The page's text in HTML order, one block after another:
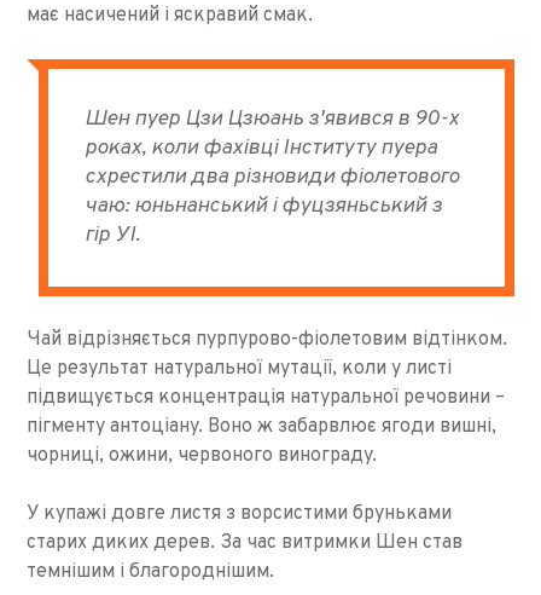
має насичений і яскравий смак.
Шен пуер Цзи Цзюань з'явився в 90-х
роках, коли фахівці Інституту пуера
схрестили два різновиди фіолетового
чаю: юньнанський і фуцзяньський з
гір УІ.
Чай відрізняється пурпурово-фіолетовим відтінком.
Це результат натуральної мутації, коли у листі
підвищується концентрація натуральної речовини –
пігменту антоціану. Воно ж забарвлює ягоди вишні,
чорниці, ожини, червоного винограду.
У купажі довге листя з ворсистими бруньками
старих диких дерев. За час витримки Шен став
темнішим і благороднішим.